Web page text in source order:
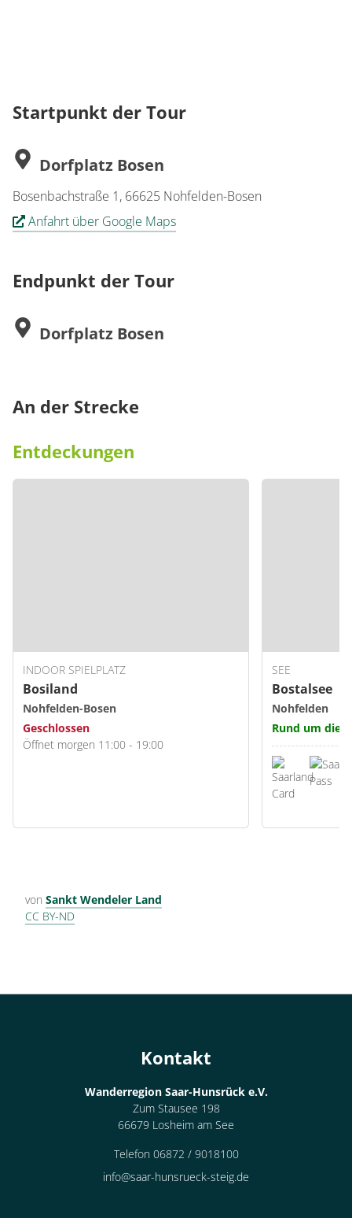
Startpunkt der Tour
Dorfplatz Bosen
Bosenbachstraße 1, 66625 Nohfelden-Bosen
Anfahrt über Google Maps
Endpunkt der Tour
Dorfplatz Bosen
An der Strecke
Entdeckungen
INDOOR SPIELPLATZ
Bosiland
Nohfelden-Bosen
Geschlossen
Öffnet morgen 11:00 - 19:00
SEE
Bostalsee
Nohfelden
Rund um die
von Sankt Wendeler Land
CC BY-ND
Kontakt
Wanderregion Saar-Hunsrück e.V.
Zum Stausee 198
66679 Losheim am See
Telefon 06872 / 9018100
info@saar-hunsrueck-steig.de